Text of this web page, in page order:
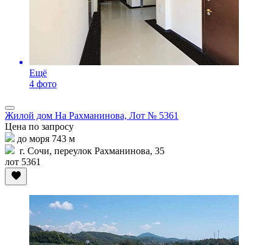
Ещё
4 фото
Жилой дом На Рахманинова, Лот № 5361
Цена по запросу
до моря 743 м
г. Сочи, переулок Рахманинова, 35
лот 5361